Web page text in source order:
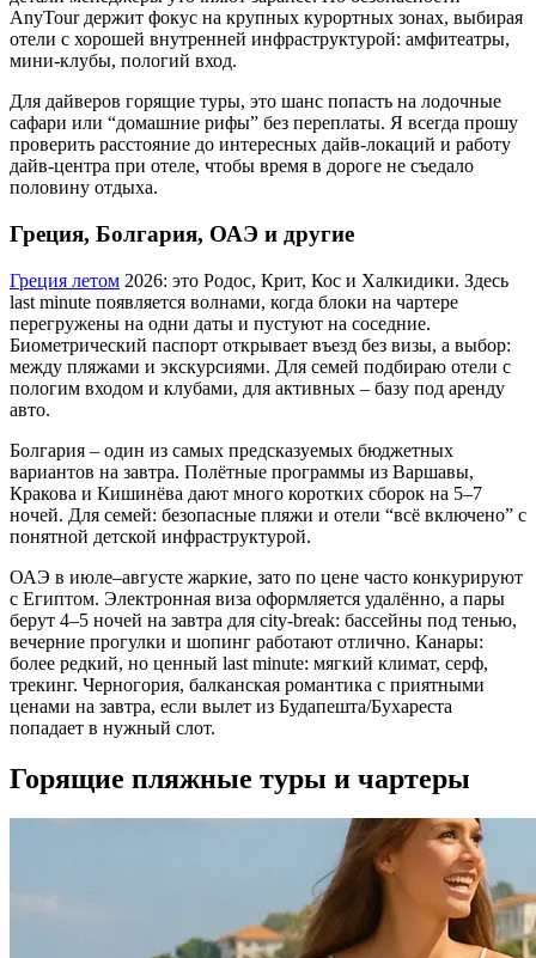
AnyTour держит фокус на крупных курортных зонах, выбирая
отели с хорошей внутренней инфраструктурой: амфитеатры,
мини‑клубы, пологий вход.
Для дайверов горящие туры, это шанс попасть на лодочные
сафари или “домашние рифы” без переплаты. Я всегда прошу
проверить расстояние до интересных дайв‑локаций и работу
дайв‑центра при отеле, чтобы время в дороге не съедало
половину отдыха.
Греция, Болгария, ОАЭ и другие
Греция летом 2026: это Родос, Крит, Кос и Халкидики. Здесь
last minute появляется волнами, когда блоки на чартере
перегружены на одни даты и пустуют на соседние.
Биометрический паспорт открывает въезд без визы, а выбор:
между пляжами и экскурсиями. Для семей подбираю отели с
пологим входом и клубами, для активных – базу под аренду
авто.
Болгария – один из самых предсказуемых бюджетных
вариантов на завтра. Полётные программы из Варшавы,
Кракова и Кишинёва дают много коротких сборок на 5–7
ночей. Для семей: безопасные пляжи и отели “всё включено” с
понятной детской инфраструктурой.
ОАЭ в июле–августе жаркие, зато по цене часто конкурируют
с Египтом. Электронная виза оформляется удалённо, а пары
берут 4–5 ночей на завтра для city‑break: бассейны под тенью,
вечерние прогулки и шопинг работают отлично. Канары:
более редкий, но ценный last minute: мягкий климат, серф,
трекинг. Черногория, балканская романтика с приятными
ценами на завтра, если вылет из Будапешта/Бухареста
попадает в нужный слот.
Горящие пляжные туры и чартеры